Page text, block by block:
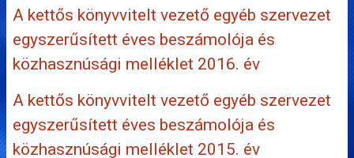
A kettős könyvvitelt vezető egyéb szervezet
egyszerűsített éves beszámolója és
közhasznúsági melléklet 2016. év
A kettős könyvvitelt vezető egyéb szervezet
egyszerűsített éves beszámolója és
közhasznúsági melléklet 2015. év